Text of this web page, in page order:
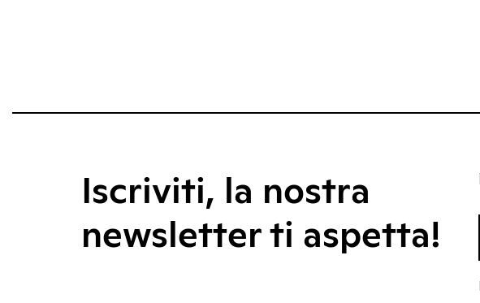
Iscriviti, la nostra
newsletter ti aspetta!